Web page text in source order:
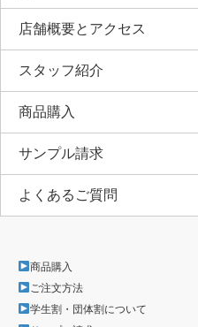
店舗概要とアクセス
スタッフ紹介
商品購入
サンプル請求
よくあるご質問
商品購入
ご注文方法
学生割・団体割について